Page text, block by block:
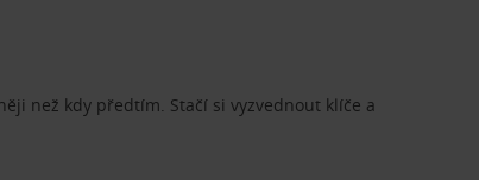
než kdy předtím. Stačí si vyzvednout klíče a